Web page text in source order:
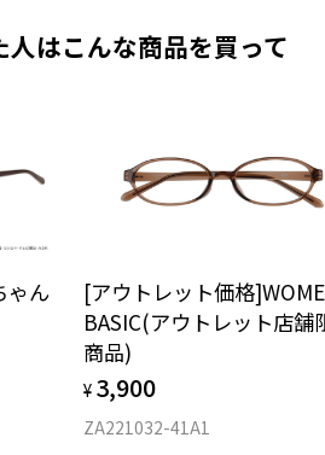
ネサイズを確認するには？
年間品質保証
われた場合、保証期間は初期の期間から
料
発見するために、定期的な視
たします。
調整無料
ンズ交換券」をお選びのうえ、
ンズをお買い求めください。
品では「レンズ交換券」はお選び
ない方へ＞
ムのみ購入して、
」をお選びいただくと、実店舗で
レンズ（標準セットレンズ）へ無
人はこんな商品を買って
ゃん
[アウトレット価格
BASIC(アウトレット店舗
商品)
¥ 3,900
ZA221032-41A1